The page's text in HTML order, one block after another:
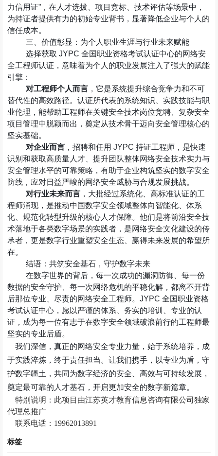
力信用证” ，在人才选拔、项目竞标、技术评估等场景中，
为持证者提供有力的初始专业背书，显著降低企业与个人的
信任成本。
三、价值彰显：为个人职业生涯与行业未来赋能
选择获取 JYPC 全国职业资格考试认证中心的网络安
全工程师认证，意味着为个人的职业发展注入了强大的赋能
引擎：
对工程师个人而言，它是系统提升综合竞争力和不可
替代性的高效路径。认证所代表的系统知识、实践技能与职
业伦理，能帮助工程师在关键安全技术岗位竞聘、复杂安全
项目管理中脱颖而出，奠定从技术骨干迈向安全管理核心的
坚实基础。
对企业而言，招聘和任用 JYPC 持证工程师，是快速
识别和获取高质量人才、提升团队整体网络安全技术实力与
安全管理水平的可靠策略，有助于企业构筑坚实的数字安全
防线，应对日益严峻的网络安全威胁与合规发展挑战。
对行业未来而言，大批经过系统化、高标准认证的工
程师涌现，是推动中国数字安全领域整体向智能化、体系
化、规范化转型升级的核心人才保障。他们是将前沿安全技
术落地于各类数字场景的实践者，是网络安全文化建设的传
承者，更是数字行业重塑安全生态、赢得未来发展的希望所
在。
结语：共筑安全基石，守护数字未来
在数字世界的背后，每一次成功的漏洞防御、每一份
数据的安全守护、每一次网络危机的平稳化解，都离不开背
后那位专业、尽责的网络安全工程师。JYPC全国职业资格
考试认证中心，愿以严谨的体系、务实的培训、专业的认
证，成为每一位有志于在数字安全领域破浪前行的工程师最
坚实的专业后盾。
我们深信，真正的网络安全专业力量，始于系统培养，成
于实践淬炼，终于责任担当。让我们携手，以专业为盾，守
护数字疆土，共同为数字经济的安全、高效与可持续发展，
奠定最可靠的人才基石，开启更加安全的数字新篇章。
特别说明：此项目由江苏英才教育信息咨询有限公司独家
代理总推广
联系电话： 19962013891
标签